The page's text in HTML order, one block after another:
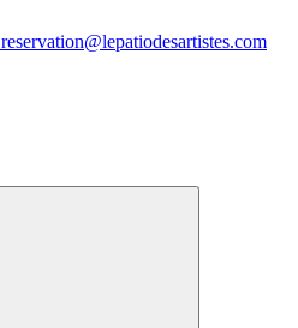
reservation@lepatiodesartistes.com